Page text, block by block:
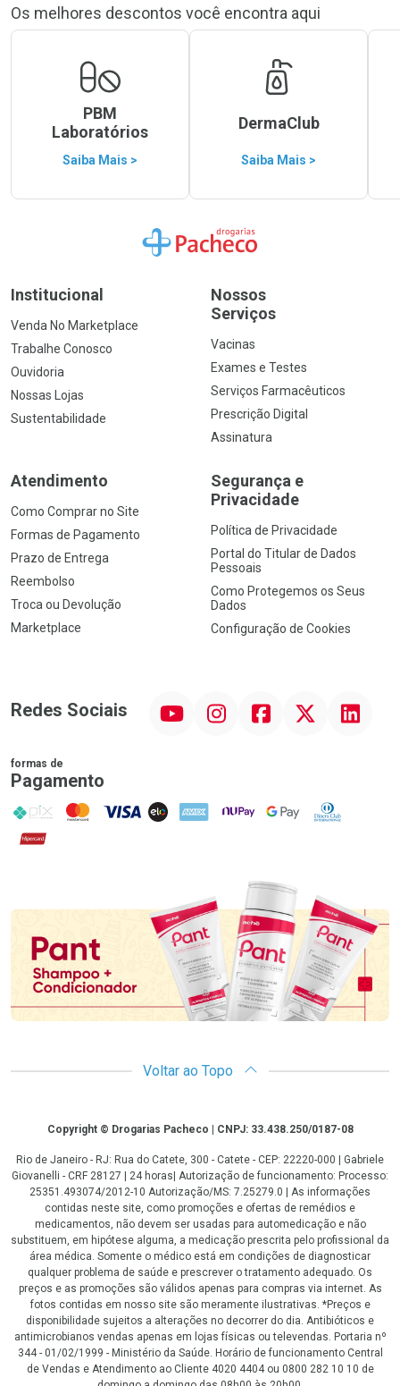
Os melhores descontos você encontra aqui
PBM
Laboratórios
Saiba Mais >
DermaClub
Saiba Mais >
Ir para a Home
Institucional
Venda No Marketplace
Trabalhe Conosco
Ouvidoria
Nossas Lojas
Sustentabilidade
Nossos
Serviços
Vacinas
Exames e Testes
Serviços Farmacêuticos
Prescrição Digital
Assinatura
Atendimento
Como Comprar no Site
Formas de Pagamento
Prazo de Entrega
Reembolso
Troca ou Devolução
Marketplace
Segurança e
Privacidade
Política de Privacidade
Portal do Titular de Dados
Pessoais
Como Protegemos os Seus
Dados
Configuração de Cookies
Redes Sociais InstagramFacebook Linkedin
formas de
Pagamento
PIX MasterCard
VISA ELO AMEX NuPay Google PayDiners Club
Hipercard
Promoção em Destaque
Voltar ao Topo
CopyrightCopyright © Drogarias Pacheco | CNPJ: 33.438.250/0187-08
Rio de Janeiro - RJ: Rua do Catete, 300 - Catete - CEP: 22220-000 | Gabriele
Giovanelli - CRF 28127 | 24 horas| Autorização de funcionamento: Processo:
25351.493074/2012-10 Autorização/MS: 7.25279.0 | As informações
contidas neste site, como promoções e ofertas de remédios e
medicamentos, não devem ser usadas para automedicação e não
substituem, em hipótese alguma, a medicação prescrita pelo profissional da
área médica. Somente o médico está em condições de diagnosticar
qualquer problema de saúde e prescrever o tratamento adequado. Os
preços e as promoções são válidos apenas para compras via internet. As
fotos contidas em nosso site são meramente ilustrativas. *Preços e
disponibilidade sujeitos a alterações no decorrer do dia. Antibióticos e
antimicrobianos vendas apenas em lojas físicas ou televendas. Portaria nº
344 - 01/02/1999 - Ministério da Saúde. Horário de funcionamento Central
de Vendas e Atendimento ao Cliente 4020 4404 ou 0800 282 10 10 de